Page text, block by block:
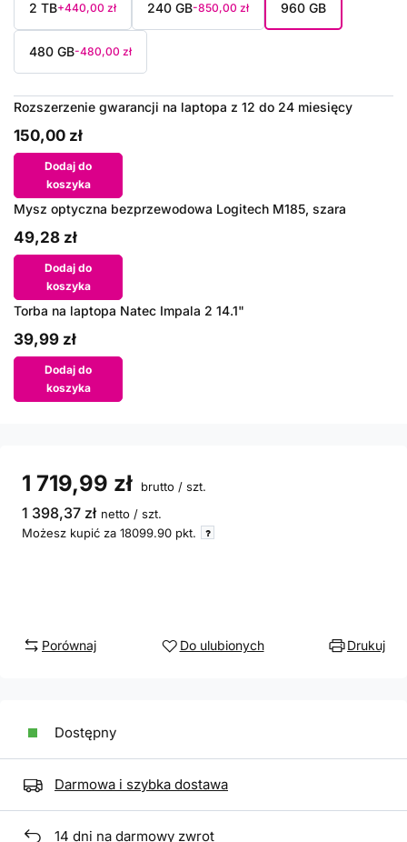
2 TB+440,00 zł 240 GB-850,00 zł 960 GB
480 GB-480,00 zł
Rozszerzenie gwarancji na laptopa z 12 do 24 miesięcy
150,00 zł
Dodaj do
koszyka
Mysz optyczna bezprzewodowa Logitech M185, szara
49,28 zł
Dodaj do
koszyka
Torba na laptopa Natec Impala 2 14.1"
39,99 zł
Dodaj do
koszyka
1 719,99 zł brutto / szt.
1 398,37 zł netto / szt.
Możesz kupić za 18099.90 pkt.
Porównaj Do ulubionych Drukuj
Dostępny
Darmowa i szybka dostawa
14 dni na darmowy zwrot